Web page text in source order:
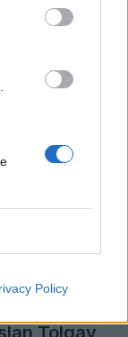
Policy
del tutto
Tolgay